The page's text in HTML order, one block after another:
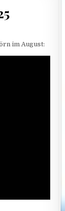
im August: